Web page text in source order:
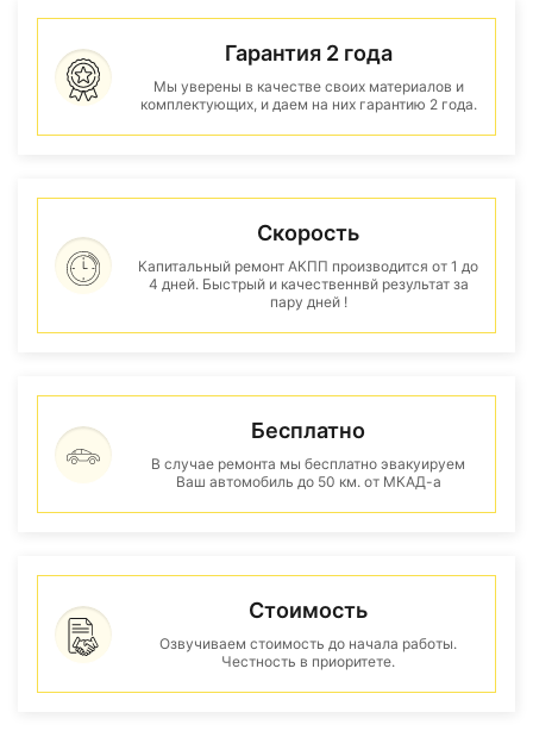
Гарантия 2 года
Мы уверены в качестве своих материалов и
комплектующих, и даем на них гарантию 2 года.
Скорость
Капитальный ремонт АКПП производится от 1 до
4 дней. Быстрый и качественнвй результат за
пару дней !
Бесплатно
В случае ремонта мы бесплатно эвакуируем
Ваш автомобиль до 50 км. от МКАД-а
Стоимость
Озвучиваем стоимость до начала работы.
Честность в приоритете.